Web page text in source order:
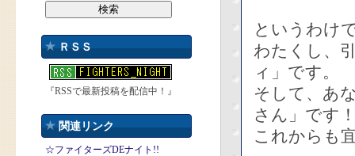
ＲＳＳ
『RSSで最新投稿を配信中！』
関連リンク
☆ファイターズDEナイト!!
というわけ
わたくし、
ィ」です。
そして、あ
さん」です
これからも